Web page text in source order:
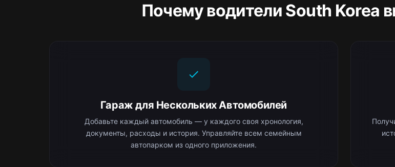
Почему водители South Korea
Гараж для Нескольких Автомобилей
Добавьте каждый автомобиль — у каждого своя хронология,
документы, расходы и история. Управляйте всем семейным
автопарком из одного приложения.